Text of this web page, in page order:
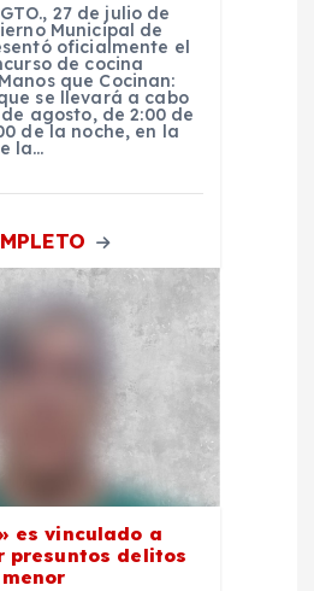
27 de julio de
Municipal de
oficialmente el
de cocina
que Cocinan:
se llevará a cabo
agosto, de 2:00 de
de la noche, en la
la…
es vinculado a
presuntos delitos